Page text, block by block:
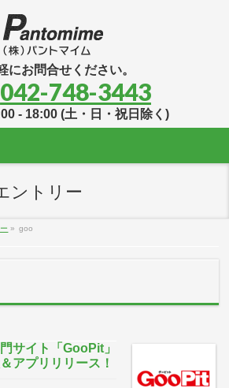
にお問合せください。
042-748-3443
- 18:00 (土・日・祝日除く)
ントリー
» goo
サイト「GooPit」
アプリリリース！